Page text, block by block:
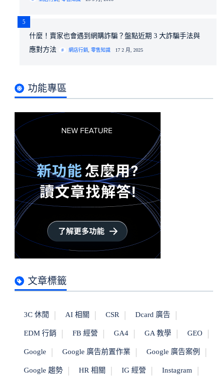
5
什麼！賣家也會遇到網購詐騙？盤點近期 3 大詐騙手法與
應對方法
網店行銷, 零售知識 17 2 月, 2025
功能專區
文章標籤
3C 休閒 AI 相關 CSR Dcard 廣告
EDM 行銷 FB 經營 GA4 GA 教學 GEO
Google Google 廣告前置作業 Google 廣告案例
Google 趨勢 HR 相關 IG 經營 Instagram